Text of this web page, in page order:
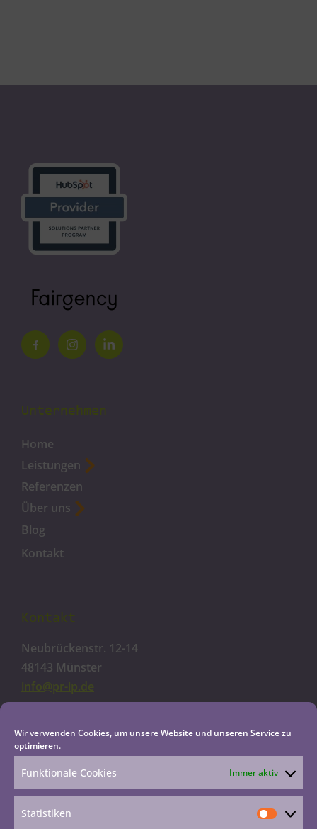
Wir verwenden Cookies, um unsere Website und unseren Service zu
optimieren.
Funktionale Cookies Immer aktiv
Statistiken
Unternehmen
Home
Leistungen
Referenzen
Über uns
Blog
Kontakt
Kontakt
Neubrückenstr. 12-14
48143 Münster
info@pr-ip.de
Cookie-Richtlinie
Datenschutzerklärung
Impressum
Haftungsausschluss